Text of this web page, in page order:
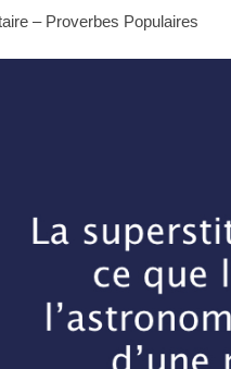
– Proverbes Populaires